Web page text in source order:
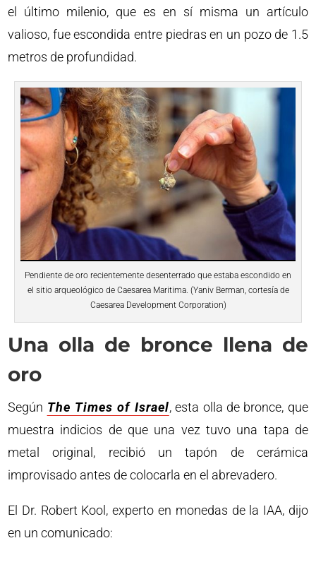
el último milenio, que es en sí misma un artículo
valioso, fue escondida entre piedras en un pozo de 1.5
metros de profundidad.
Pendiente de oro recientemente desenterrado que estaba escondido en
el sitio arqueológico de Caesarea Maritima. (Yaniv Berman, cortesía de
Caesarea Development Corporation)
Una olla de bronce llena de
oro
Según The Times of Israel, esta olla de bronce, que
muestra indicios de que una vez tuvo una tapa de
metal original, recibió un tapón de cerámica
improvisado antes de colocarla en el abrevadero.
El Dr. Robert Kool, experto en monedas de la IAA, dijo
en un comunicado: